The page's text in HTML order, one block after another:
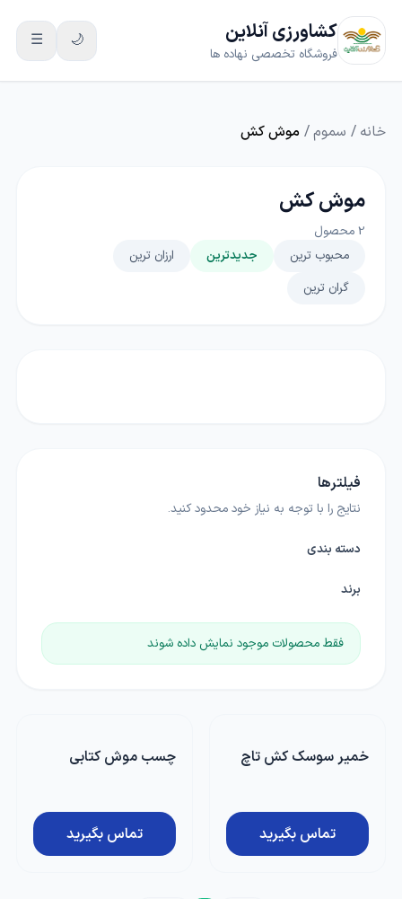
کشاورزی آنلاین
فروشگاه تخصصی نهاده ها
🌙
☰
خانه / سموم/ موش کش
موش کش
2محصول
محبوب ترین
جدیدترین
ارزان ترین
گران ترین
فیلترها
نتایج را با توجه به نیاز خود محدود کنید.
دسته بندی
برند
فقط محصولات موجود نمایش داده شوند
خمیر سوسک کش تاچ
تماس بگیرید
چسب موش کتابی
تماس بگیرید